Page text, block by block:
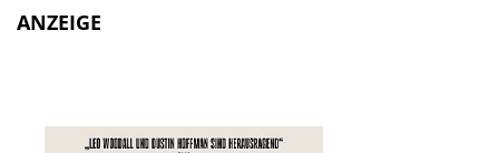
ANZEIGE